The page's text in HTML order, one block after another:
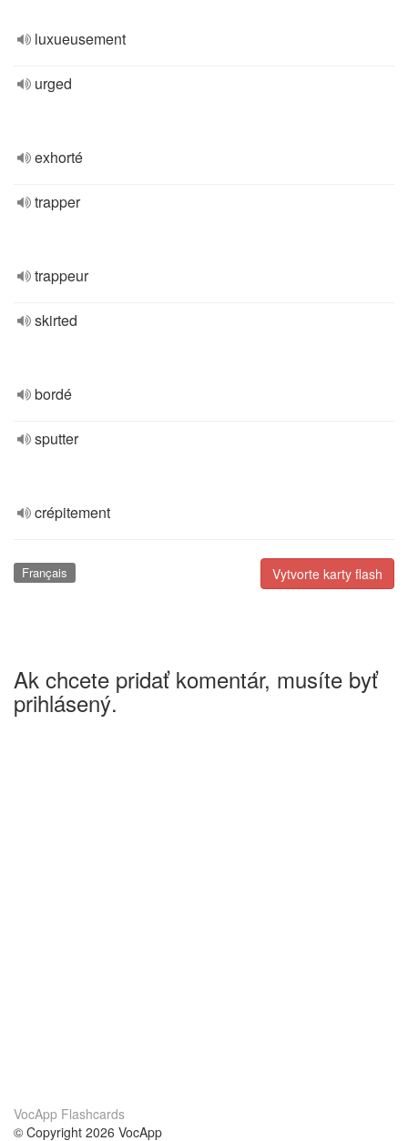
luxueusement
urged
exhorté
trapper
trappeur
skirted
bordé
sputter
crépitement
Vytvorte karty flash
Français
Ak chcete pridať komentár, musíte byť
prihlásený.
VocApp Flashcards
© Copyright 2026 VocApp